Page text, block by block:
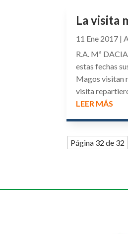
La visita
11 Ene 2017 |
R.A. Mª
estas fechas
Magos visitan
visita
LEER MÁS
Página 32 de 32